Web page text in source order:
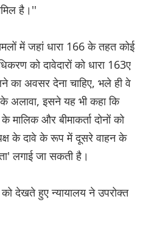
है।''
में जहां धारा 166 के तहत कोई
को दावेदारों को धारा 163ए
का अवसर देना चाहिए, भले ही वे
अलावा, इसने यह भी कहा कि
मालिक और बीमाकर्ता दोनों को
पक्ष के दावे के रूप में दूसरे वाहन के
लगाई जा सकती है।
देखते हुए न्यायालय ने उपरोक्त